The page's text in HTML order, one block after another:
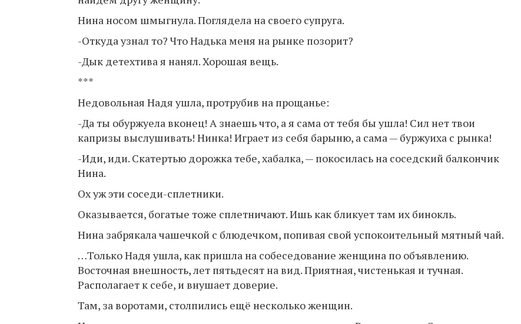
Нина носом шмыгнула. Поглядела на своего супруга.
-Откуда узнал то? Что Надька меня на рынке позорит?
-Дык детехтива я нанял. Хорошая вещь.
***
Недовольная Надя ушла, протрубив на прощанье:
-Да ты обуржуела вконец! А знаешь что, а я сама от тебя бы ушла! Сил нет твои
капризы выслушивать! Нинка! Играет из себя барыню, а сама — буржуиха с рынка!
-Иди, иди. Скатертью дорожка тебе, хабалка, — покосилась на соседский балкончик
Нина.
Ох уж эти соседи-сплетники.
Оказывается, богатые тоже сплетничают. Ишь как бликует там их бинокль.
Нина забрякала чашечкой с блюдечком, попивая свой успокоительный мятный чай.
…Только Надя ушла, как пришла на собеседование женщина по объявлению.
Восточная внешность, лет пятьдесят на вид. Приятная, чистенькая и тучная.
Располагает к себе, и внушает доверие.
Там, за воротами, столпились ещё несколько женщин.